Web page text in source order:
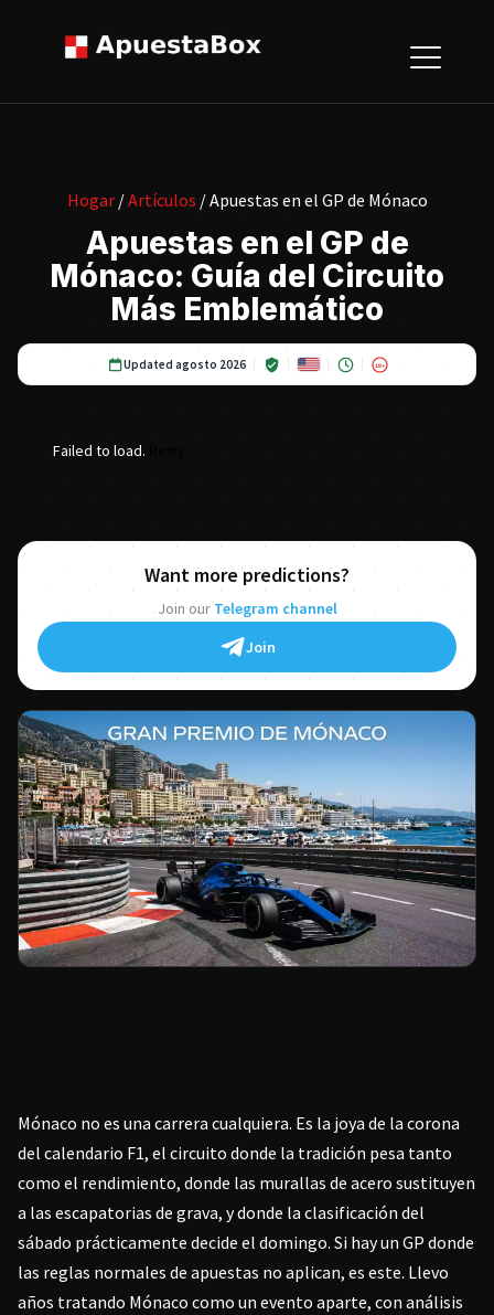
Hogar/Artículos / Apuestas en el GP de Mónaco
Apuestas en el GP de
Mónaco: Guía del Circuito
Más Emblemático
Updated agosto 2026 18+
Failed to load.
Want more predictions?
Join our Telegram channel
Join
Mónaco no es una carrera cualquiera. Es la joya de la corona
del calendario F1, el circuito donde la tradición pesa tanto
como el rendimiento, donde las murallas de acero sustituyen
a las escapatorias de grava, y donde la clasificación del
sábado prácticamente decide el domingo. Si hay un GP donde
las reglas normales de apuestas no aplican, es este. Llevo
años tratando Mónaco como un evento aparte, con análisis